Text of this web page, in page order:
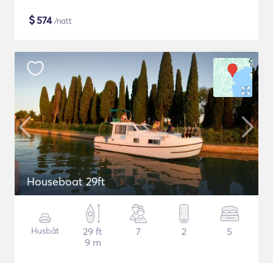
$574/natt
Houseboat 29ft
Husbåt
29 ft
9 m
7 2 5